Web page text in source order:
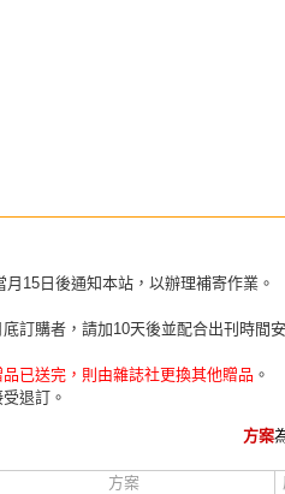
15日後通知本站，以辦理補寄作業。
訂購者，請加10天後並配合出刊時間安
已送完，則由雜誌社更換其他贈品 。
退訂。
方案
方案